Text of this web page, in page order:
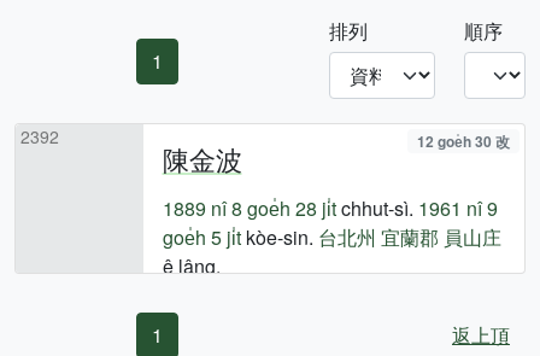
1
排列 順序
2392
陳金波 12 goe̍h 30 改
1889 nî8 goe̍h 28 ji̍tchhut-sì. 1961 nî9
goe̍h 5 ji̍tkòe-sin. 台北州 宜蘭郡 員山庄
ê lâng.
1 返上頂